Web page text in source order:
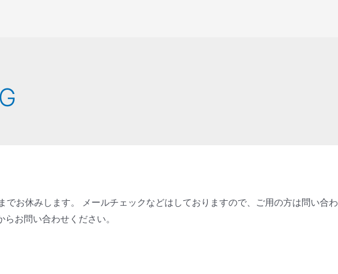
でお休みします。 メールチェックなどはしておりますので、ご用の方は問い合わ
らお問い合わせください。